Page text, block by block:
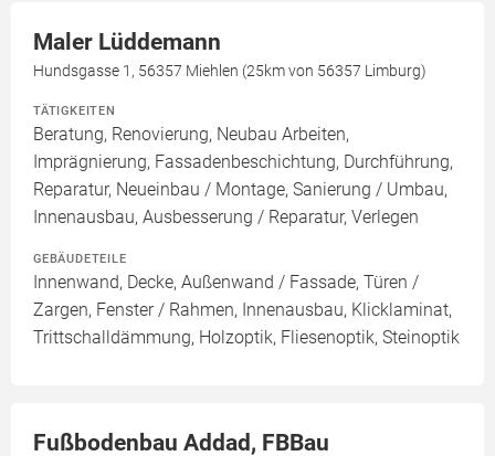
Maler Lüddemann
Hundsgasse 1, 56357 Miehlen (25km von 56357 Limburg)
TÄTIGKEITEN
Beratung, Renovierung, Neubau Arbeiten,
Imprägnierung, Fassadenbeschichtung, Durchführung,
Reparatur, Neueinbau / Montage, Sanierung / Umbau,
Innenausbau, Ausbesserung / Reparatur, Verlegen
GEBÄUDETEILE
Innenwand, Decke, Außenwand / Fassade, Türen /
Zargen, Fenster / Rahmen, Innenausbau, Klicklaminat,
Trittschalldämmung, Holzoptik, Fliesenoptik, Steinoptik
Fußbodenbau Addad, FBBau